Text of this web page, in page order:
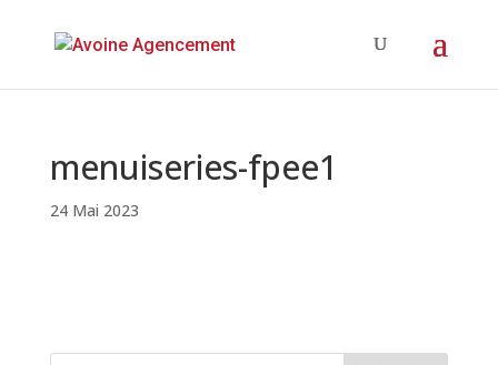
menuiseries-fpee1
24 Mai 2023